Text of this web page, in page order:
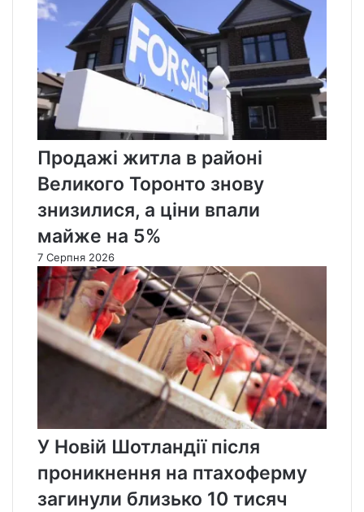
Продажі житла в районі
Великого Торонто знову
знизилися, а ціни впали
майже на 5%
7 Серпня 2026
У Новій Шотландії після
проникнення на птахоферму
загинули близько 10 тисяч